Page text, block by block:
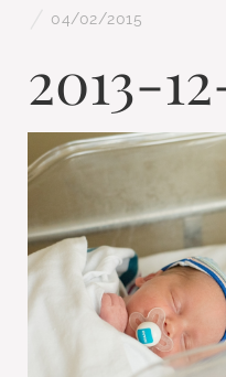
04/02/2015
2013-